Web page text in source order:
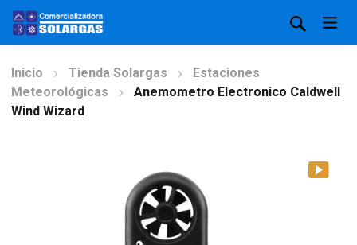
Inicio Tienda Solargas
Estaciones
Meteorológicas
Anemometro Electronico Caldwell
Wind Wizard